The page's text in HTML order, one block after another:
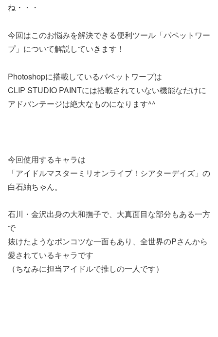
ね・・・
今回はこのお悩みを解決できる便利ツール「パペットワー
プ」について解説していきます！
Photoshopに搭載しているパペットワープは
CLIP STUDIO PAINTには搭載されていない機能なだけに
アドバンテージは絶大なものになります^^
今回使用するキャラは
「アイドルマスターミリオンライブ！シアターデイズ」の
白石紬ちゃん。
石川・金沢出身の大和撫子で、大真面目な部分もある一方
で
抜けたようなポンコツな一面もあり、全世界のPさんから
愛されているキャラです
（ちなみに担当アイドルで推しの一人です）